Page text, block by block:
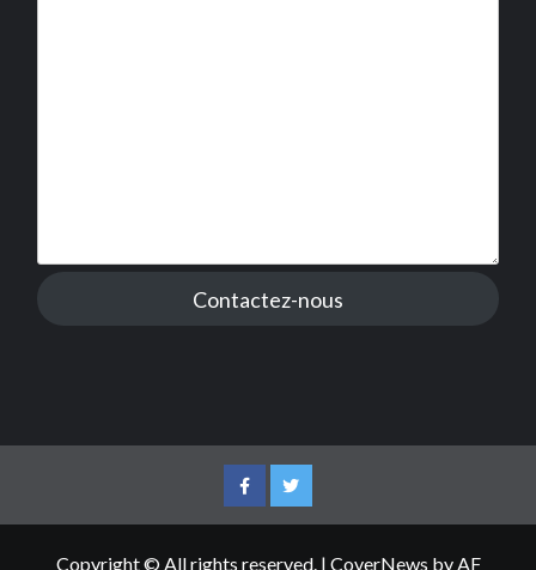
Contactez-nous
FacebookTwitter
Copyright © All rights reserved. | CoverNews by AF